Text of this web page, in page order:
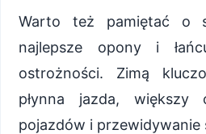
Warto też pamiętać o
najlepsze opony i
ostrożności. Zimą
płynna jazda,
pojazdów i przewidywanie